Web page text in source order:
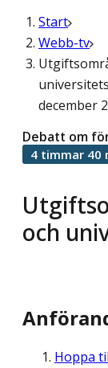
Start
Webb-tv
december
och
Debatt om
4 timmar 40
Hoppa